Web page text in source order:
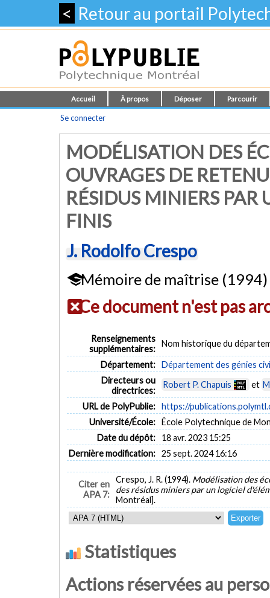
< Retour au portail
Accueil À propos Déposer Parcourir
Se connecter
MODÉLISATION DES
OUVRAGES DE
RÉSIDUS MINIERS
FINIS
J. Rodolfo Crespo
Mémoire de maîtrise (1994)
Ce document n'est pas
Renseignements
supplémentaires:
Nom historique du
Département: Département des génies
Directeurs ou
directrices:
Robert P. Chapuis et
URL de PolyPublie: https://
Université/École: École Polytechnique de
Date du dépôt:
18 avr. 2023 15:25
Dernière modification: 25 sept. 2024 16:16
Citer en
APA 7:
Crespo, J. R. (1994). Modélisation des
des résidus miniers par un logiciel
Montréal].
Statistiques
Actions réservées au